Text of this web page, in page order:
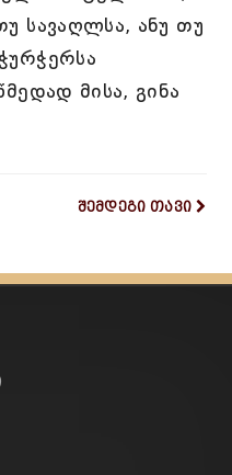
სავაღლსა, ანუ თუ
მისა, გინა
შემდეგი თავი